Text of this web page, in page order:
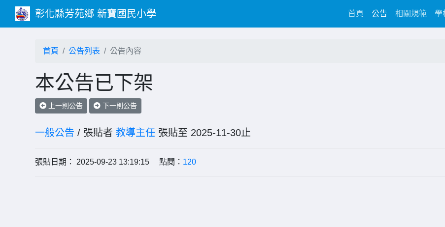
彰化縣芳苑鄉 新寶國民小學 首頁 (current)
公告 相關規範 學
首頁 公告列表 公告內容
本公告已下架
上一則公告 下一則公告
一般公告 / 張貼者 教導主任 張貼至 2025-11-30止
張貼日期： 2025-09-23 13:19:15 點閱： 120